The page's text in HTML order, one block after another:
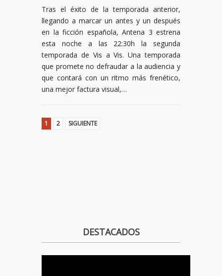
Tras el éxito de la temporada anterior,
llegando a marcar un antes y un después
en la ficción española, Antena 3 estrena
esta noche a las 22:30h la segunda
temporada de Vis a Vis. Una temporada
que promete no defraudar a la audiencia y
que contará con un ritmo más frenético,
una mejor factura visual,…
1 2 SIGUIENTE
DESTACADOS